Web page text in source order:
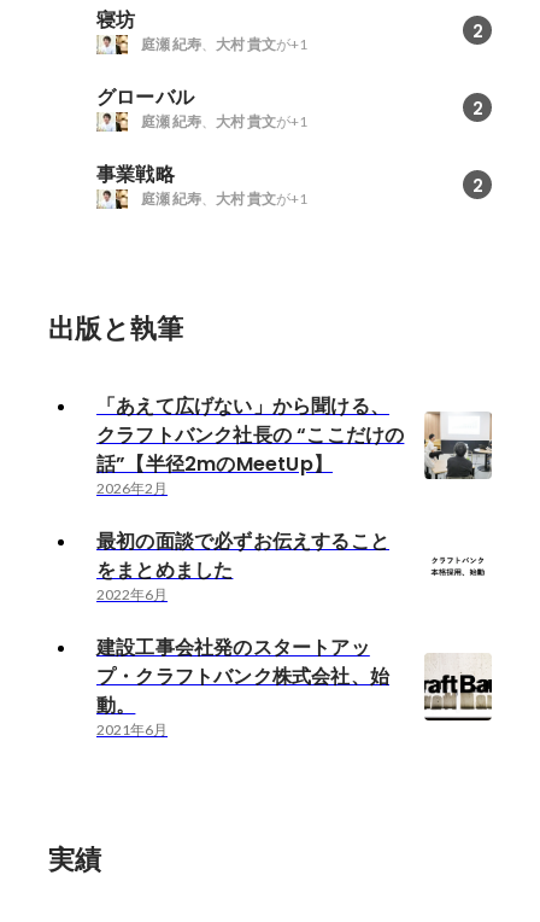
寝坊 2
庭瀬 紀寿、 大村 貴文が+1
グローバル 2
庭瀬 紀寿、 大村 貴文が+1
事業戦略 2
庭瀬 紀寿、 大村 貴文が+1
出版と執筆
「あえて広げない」から聞ける、
クラフトバンク社長の “ここだけの
話”【半径2mのMeetUp】
2026年2月
最初の面談で必ずお伝えすること
をまとめました
2022年6月
建設工事会社発のスタートアッ
プ・クラフトバンク株式会社、始
動。
2021年6月
実績